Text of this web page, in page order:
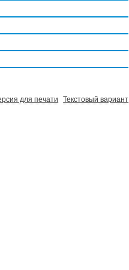
Текстовый вариант
для печати